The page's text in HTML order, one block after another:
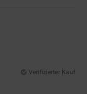
Verifizierter Kauf